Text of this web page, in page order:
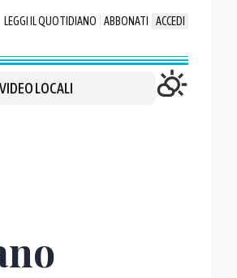
LEGGI IL QUOTIDIANO ABBONATI ACCEDI
VIDEO LOCALI